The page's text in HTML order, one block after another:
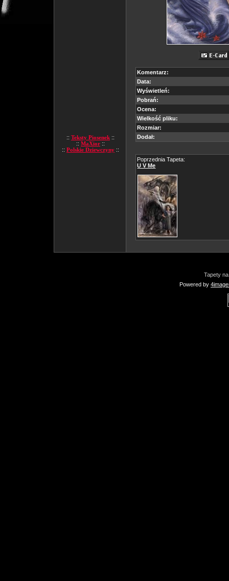
:: Teksty Piosenek ::
:: MaXior ::
:: Polskie Dziewczyny ::
Komentarz:
Data:
Wyświetleń:
Pobrań:
Ocena:
Wielkość pliku:
Rozmiar:
Dodał:
Poprzednia Tapeta:
U V Me
Tapety
Powered by